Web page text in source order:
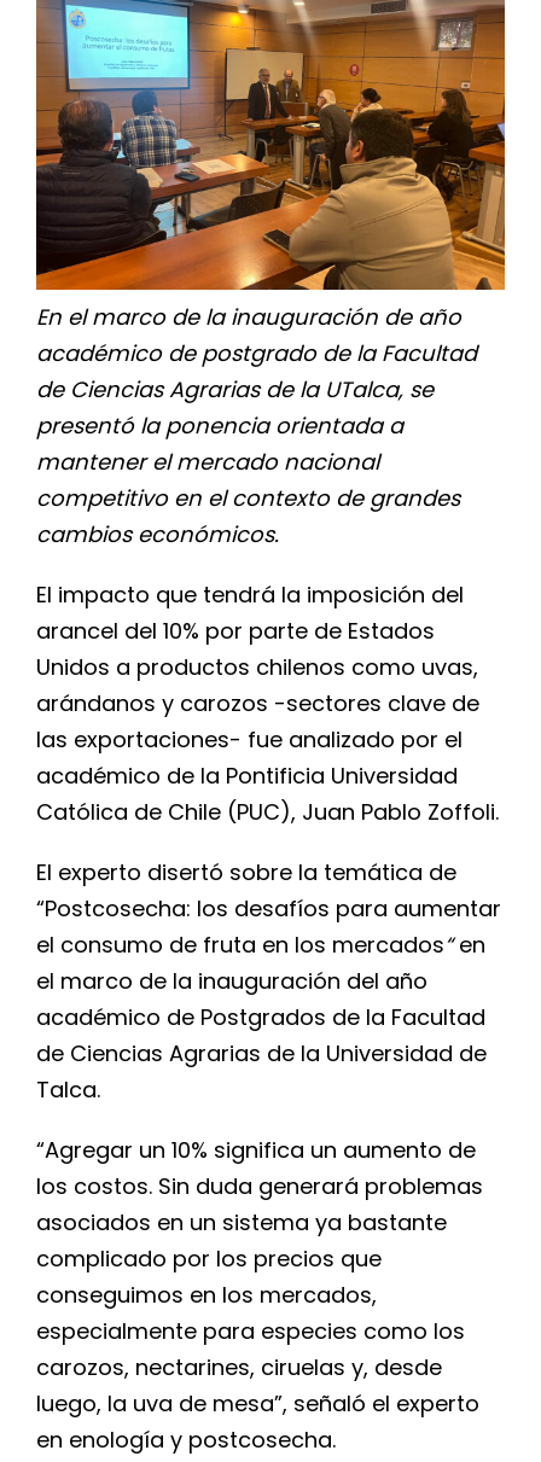
En el marco de la inauguración de año
académico de postgrado de la Facultad
de Ciencias Agrarias de la UTalca, se
presentó la ponencia orientada a
mantener el mercado nacional
competitivo en el contexto de grandes
cambios económicos.
El impacto que tendrá la imposición del
arancel del 10% por parte de Estados
Unidos a productos chilenos como uvas,
arándanos y carozos -sectores clave de
las exportaciones- fue analizado por el
académico de la Pontificia Universidad
Católica de Chile (PUC), Juan Pablo Zoffoli.
El experto disertó sobre la temática de
“Postcosecha: los desafíos para aumentar
el consumo de fruta en los mercados“en
el marco de la inauguración del año
académico de Postgrados de la Facultad
de Ciencias Agrarias de la Universidad de
Talca.
“Agregar un 10% significa un aumento de
los costos. Sin duda generará problemas
asociados en un sistema ya bastante
complicado por los precios que
conseguimos en los mercados,
especialmente para especies como los
carozos, nectarines, ciruelas y, desde
luego, la uva de mesa”, señaló el experto
en enología y postcosecha.